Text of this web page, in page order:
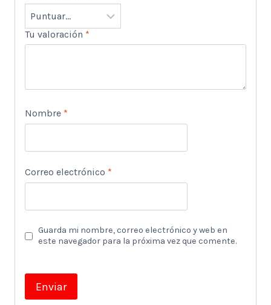
Tu valoración *
Nombre *
Correo electrónico *
Guarda mi nombre, correo electrónico y web en
este navegador para la próxima vez que comente.